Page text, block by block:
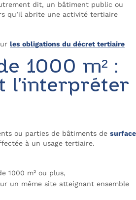
dit, un bâtiment public ou
qu’il abrite une activité tertiaire
les obligations du décret tertiaire
1000 m² :
l’interpréter
ou parties de bâtiments de surface
à un usage tertiaire.
1000 m² ou plus,
un même site atteignant ensemble